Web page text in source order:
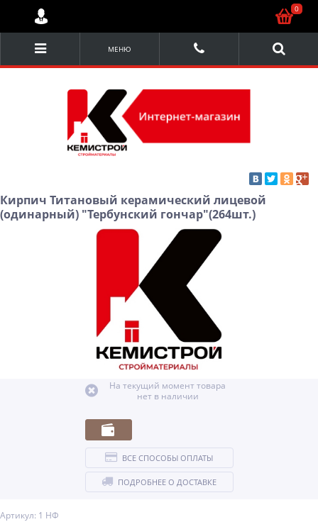
МЕНЮ
Кирпич Титановый керамический лицевой
(одинарный) "Тербунский гончар"(264шт.)
Артикул: 1 НФ
На текущий момент товара
нет в наличии
ВСЕ СПОСОБЫ ОПЛАТЫ
ПОДРОБНЕЕ О ДОСТАВКЕ
0